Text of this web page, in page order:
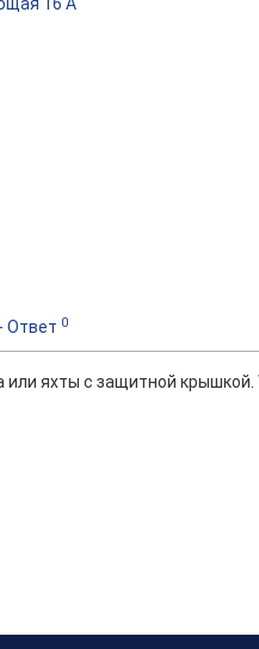
Ответ 0
или яхты с защитной